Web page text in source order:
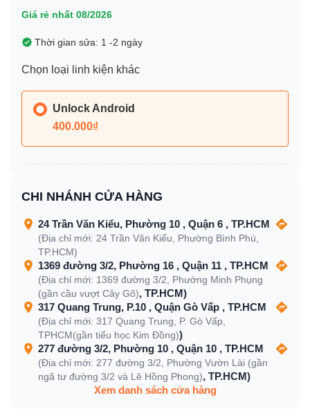
Giá rẻ nhất 08/2026
Thời gian sửa: 1 -2 ngày
Chọn loại linh kiện khác
Unlock Android
400.000₫
CHI NHÁNH CỬA HÀNG
24 Trần Văn Kiểu, Phường 10 , Quận 6 , TP.HCM
(Địa chỉ mới: 24 Trần Văn Kiểu, Phường Bình Phú,
TP.HCM)
1369 đường 3/2, Phường 16 , Quận 11 , TP.HCM
(Địa chỉ mới: 1369 đường 3/2, Phường Minh Phụng
(gần cầu vượt Cây Gõ), TP.HCM)
317 Quang Trung, P.10 , Quận Gò Vấp , TP.HCM
(Địa chỉ mới: 317 Quang Trung, P. Gò Vấp,
TPHCM(gần tiểu học Kim Đồng))
277 đường 3/2, Phường 10 , Quận 10 , TP.HCM
(Địa chỉ mới: 277 đường 3/2, Phường Vườn Lài (gần
ngã tư đường 3/2 và Lê Hồng Phong), TP.HCM)
Xem danh sách cửa hàng